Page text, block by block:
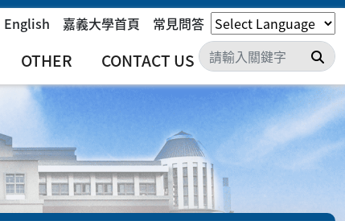
English 嘉義大學首頁 常見問答
OTHER CONTACT US 搜